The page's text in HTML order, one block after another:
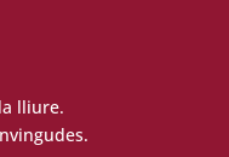
lliure.